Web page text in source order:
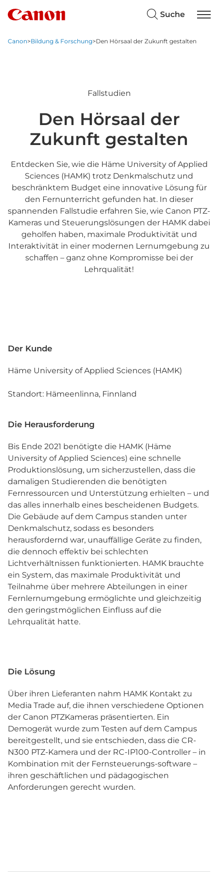
Suche
Canon>Bildung & Forschung>Den Hörsaal der Zukunft gestalten
Fallstudien
Den Hörsaal der
Zukunft gestalten
Entdecken Sie, wie die Häme University of Applied
Sciences (HAMK) trotz Denkmalschutz und
beschränktem Budget eine innovative Lösung für
den Fernunterricht gefunden hat. In dieser
spannenden Fallstudie erfahren Sie, wie Canon PTZ-
Kameras und Steuerungslösungen der HAMK dabei
geholfen haben, maximale Produktivität und
Interaktivität in einer modernen Lernumgebung zu
schaffen – ganz ohne Kompromisse bei der
Lehrqualität!
Der Kunde
Häme University of Applied Sciences (HAMK)
Standort: Hämeenlinna, Finnland
Die Herausforderung
Bis Ende 2021 benötigte die HAMK (Häme
University of Applied Sciences) eine schnelle
Produktionslösung, um sicherzustellen, dass die
damaligen Studierenden die benötigten
Fernressourcen und Unterstützung erhielten – und
das alles innerhalb eines bescheidenen Budgets.
Die Gebäude auf dem Campus standen unter
Denkmalschutz, sodass es besonders
herausfordernd war, unauffällige Geräte zu finden,
die dennoch effektiv bei schlechten
Lichtverhältnissen funktionierten. HAMK brauchte
ein System, das maximale Produktivität und
Teilnahme über mehrere Abteilungen in einer
Fernlernumgebung ermöglichte und gleichzeitig
den geringstmöglichen Einfluss auf die
Lehrqualität hatte.
Die Lösung
Über ihren Lieferanten nahm HAMK Kontakt zu
Media Trade auf, die ihnen verschiedene Optionen
der Canon PTZKameras präsentierten. Ein
Demogerät wurde zum Testen auf dem Campus
bereitgestellt, und sie entschieden, dass die CR-
N300 PTZ-Kamera und der RC-IP100-Controller – in
Kombination mit der Fernsteuerungs-software –
ihren geschäftlichen und pädagogischen
Anforderungen gerecht wurden.